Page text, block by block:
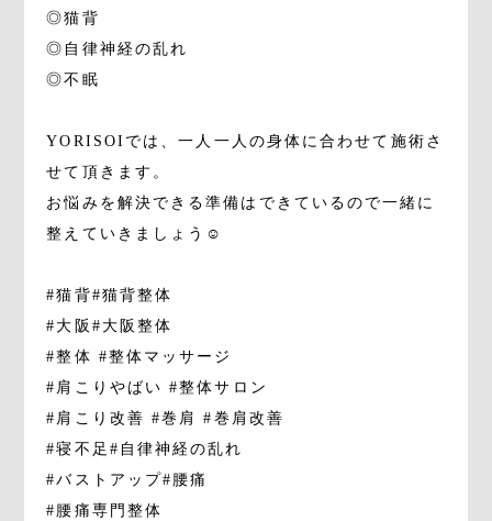
◎猫背
◎自律神経の乱れ
◎不眠
YORISOIでは、一人一人の身体に合わせて施術さ
せて頂きます。
お悩みを解決できる準備はできているので一緒に
整えていきましょう☺️
#猫背#猫背整体
#大阪#大阪整体
#整体 #整体マッサージ
#肩こりやばい #整体サロン
#肩こり改善 #巻肩 #巻肩改善
#寝不足#自律神経の乱れ
#バストアップ#腰痛
#腰痛専門整体